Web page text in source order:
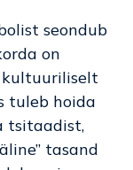
seondub
on
kultuuriliselt
tuleb hoida
tsitaadist,
tasand